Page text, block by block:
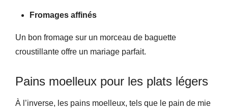
Fromages affinés
Un bon fromage sur un morceau de baguette
croustillante offre un mariage parfait.
Pains moelleux pour les plats légers
À l’inverse, les pains moelleux, tels que le pain de mie